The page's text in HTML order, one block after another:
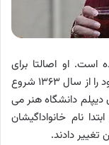
۱۳۳۲ متولد شده است. او اصالتا برای
اصفهان می باشد. پور انداخت مهیمن فعالیت خود را از سال ۱۳۶۳ شروع
دیپلم دانشگاه هنر می
نام خانواداگیشان
دادند.